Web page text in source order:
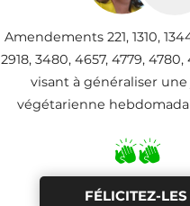
Amendements 221, 1310,
2918, 3480, 4657, 4779,
visant à généraliser
végétarienne
FÉLICITEZ-LES